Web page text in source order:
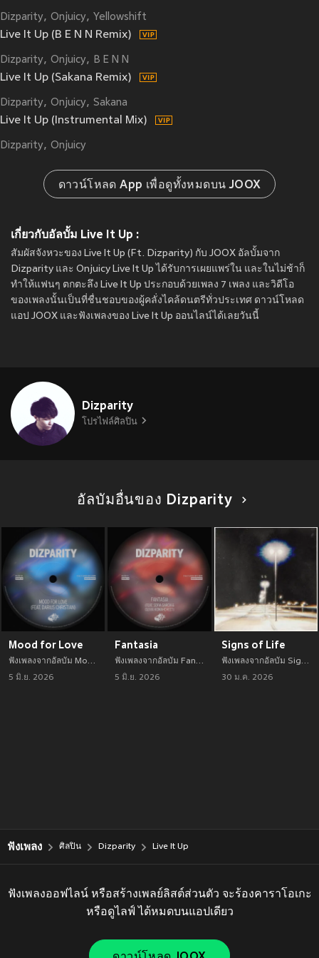
Dizparity Onjuicy Yellowshift
Live It Up (B E N N Remix)
Dizparity Onjuicy B E N N
Live It Up (Sakana Remix)
Dizparity Onjuicy Sakana
Live It Up (Instrumental Mix)
Dizparity Onjuicy
ดาวน์โหลด App เพื่อดูทั้งหมดบน JOOX
เกี่ยวกับอัลบั้ม Live It Up :
สัมผัสจังหวะของ Live It Up (Ft. Dizparity) กับ JOOX อัลบั้มจาก
Dizparity และ Onjuicy Live It Up ได้รับการเผยแพร่ใน และในไม่ช้าก็
ทำให้แฟนๆ ตกตะลึง Live It Up ประกอบด้วยเพลง 7 เพลง และวิดีโอ
ของเพลงนั้นเป็นที่ชื่นชอบของผู้คลั่งไคล้ดนตรีทั่วประเทศ ดาวน์โหลด
แอป JOOX และฟังเพลงของ Live It Up ออนไลน์ได้เลยวันนี้
Dizparity
โปรไฟล์ศิลปิน
อัลบัมอื่นของ Dizparity
Mood for Love
ฟังเพลงจากอัลบัม Mood for Love เพลงใหม่จาก Dizparity อัพเดทเพลงใหม่ล่าสุดก่อนใคร ตลอดปี 2021
5 มิ.ย. 2026
Fantasia
ฟังเพลงจากอัลบัม Fantasia เพลงใหม่จาก Dizparity อัพเดทเพลงใหม่ล่าสุดก่อนใคร ตลอดปี 2021
5 มิ.ย. 2026
Signs of Life
ฟังเพลงจากอัลบัม Signs of Life เพลงใหม่จาก Dizparity อัพเดทเพลงใหม่ล่าสุดก่อนใคร ตลอดปี 2021
30 ม.ค. 2026
ฟังเพลง ศิลปิน Dizparity Live It Up
ฟังเพลงออฟไลน์ หรือสร้างเพลย์ลิสต์ส่วนตัว จะร้องคาราโอเกะ
หรือดูไลฟ์ ได้หมดบนแอปเดียว